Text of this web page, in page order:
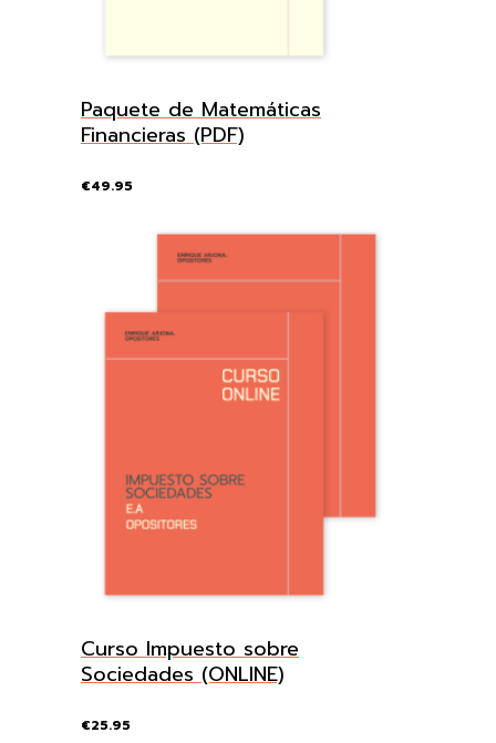
Paquete de Matemáticas
Financieras (PDF)
€49.95
Curso Impuesto sobre
Sociedades (ONLINE)
€25.95